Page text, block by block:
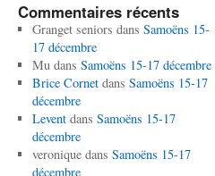
Commentaires récents
Granget seniors dans Samoëns 15-
17 décembre
Mudans Samoëns 15-17 décembre
Brice Cornetdans Samoëns 15-17
décembre
Leventdans Samoëns 15-17
décembre
veroniquedans Samoëns 15-17
décembre